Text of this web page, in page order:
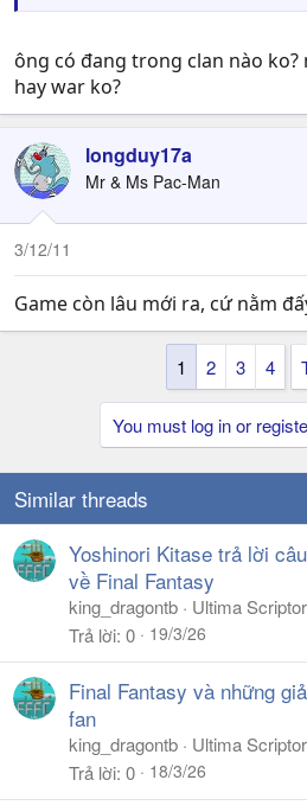
ông có đang trong clan nào ko?
hay war ko?
longduy17a
Mr & Ms Pac-Man
3/12/11
Game còn lâu mới ra, cứ nằm
1 2 3 4
You must log in or
Similar threads
Yoshinori Kitase trả lời
về Final Fantasy
king_dragontb
Ultima
Trả lời 0 19/3/26
Final Fantasy và những
fan
king_dragontb
Ultima
Trả lời 0 18/3/26